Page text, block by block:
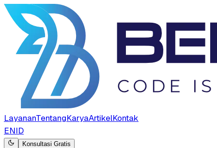
LayananTentangKaryaArtikelKontak
ENID
Konsultasi Gratis